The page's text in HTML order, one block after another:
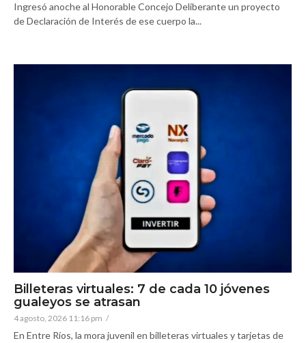
Ingresó anoche al Honorable Concejo Deliberante un proyecto
de Declaración de Interés de ese cuerpo la...
Billeteras virtuales: 7 de cada 10 jóvenes
gualeyos se atrasan
4 agosto, 2026 11:16 pm /
En Entre Ríos, la mora juvenil en billeteras virtuales y tarjetas de